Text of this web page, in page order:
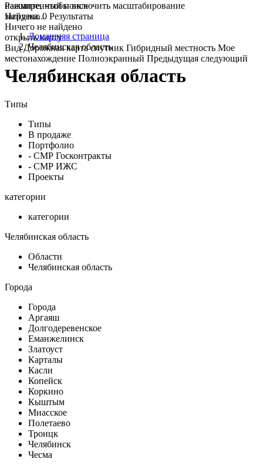
нажмите, чтобы включить масштабирование
загрузка...
Ничего не найдено
открыть карту
Вид Дорожная карта спутник Гибридный местность Мое
местонахождение Полноэкранный Предыдущая следующий
Расширенный поиск
Найдено0 Результаты
Домашняя страница
Челябинская область
Челябинская область
Типы
Типы
В продаже
Портфолио
- СМР Госконтракты
- СМР ИЖС
Проекты
категории
категории
Челябинская область
Области
Челябинская область
Города
Города
Аргаяш
Долгодеревенское
Еманжелинск
Златоуст
Карталы
Касли
Копейск
Коркино
Кыштым
Миасское
Полетаево
Троицк
Челябинск
Чесма